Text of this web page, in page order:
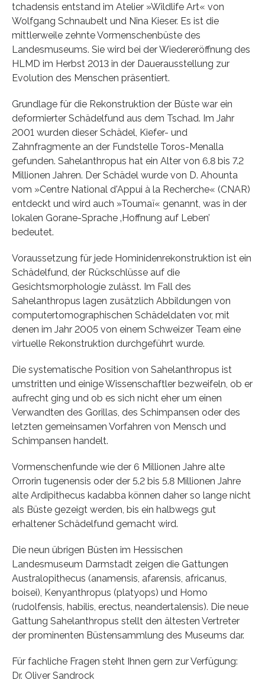
tchadensis entstand im Atelier »Wildlife Art« von
Wolfgang Schnaubelt und Nina Kieser. Es ist die
mittlerweile zehnte Vormenschenbüste des
Landesmuseums. Sie wird bei der Wiedereröffnung des
HLMD im Herbst 2013 in der Dauerausstellung zur
Evolution des Menschen präsentiert.
Grundlage für die Rekonstruktion der Büste war ein
deformierter Schädelfund aus dem Tschad. Im Jahr
2001 wurden dieser Schädel, Kiefer- und
Zahnfragmente an der Fundstelle Toros-Menalla
gefunden. Sahelanthropus hat ein Alter von 6.8 bis 7.2
Millionen Jahren. Der Schädel wurde von D. Ahounta
vom »Centre National d'Appui à la Recherche« (CNAR)
entdeckt und wird auch »Toumaï« genannt, was in der
lokalen Gorane-Sprache ‚Hoffnung auf Leben’
bedeutet.
Voraussetzung für jede Hominidenrekonstruktion ist ein
Schädelfund, der Rückschlüsse auf die
Gesichtsmorphologie zulässt. Im Fall des
Sahelanthropus lagen zusätzlich Abbildungen von
computertomographischen Schädeldaten vor, mit
denen im Jahr 2005 von einem Schweizer Team eine
virtuelle Rekonstruktion durchgeführt wurde.
Die systematische Position von Sahelanthropus ist
umstritten und einige Wissenschaftler bezweifeln, ob er
aufrecht ging und ob es sich nicht eher um einen
Verwandten des Gorillas, des Schimpansen oder des
letzten gemeinsamen Vorfahren von Mensch und
Schimpansen handelt.
Vormenschenfunde wie der 6 Millionen Jahre alte
Orrorin tugenensis oder der 5.2 bis 5.8 Millionen Jahre
alte Ardipithecus kadabba können daher so lange nicht
als Büste gezeigt werden, bis ein halbwegs gut
erhaltener Schädelfund gemacht wird.
Die neun übrigen Büsten im Hessischen
Landesmuseum Darmstadt zeigen die Gattungen
Australopithecus (anamensis, afarensis, africanus,
boisei), Kenyanthropus (platyops) und Homo
(rudolfensis, habilis, erectus, neandertalensis). Die neue
Gattung Sahelanthropus stellt den ältesten Vertreter
der prominenten Büstensammlung des Museums dar.
Für fachliche Fragen steht Ihnen gern zur Verfügung:
Dr. Oliver Sandrock